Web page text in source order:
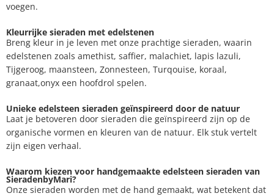
voegen.
Kleurrijke sieraden met edelstenen
Breng kleur in je leven met onze prachtige sieraden, waarin
edelstenen zoals amethist, saffier, malachiet, lapis lazuli,
Tijgeroog, maansteen, Zonnesteen, Turqouise, koraal,
granaat,onyx een hoofdrol spelen.
Unieke edelsteen sieraden geïnspireerd door de natuur
Laat je betoveren door sieraden die geïnspireerd zijn op de
organische vormen en kleuren van de natuur. Elk stuk vertelt
zijn eigen verhaal.
Waarom kiezen voor handgemaakte edelsteen sieraden van
SieradenbyMari?
Onze sieraden worden met de hand gemaakt, wat betekent dat